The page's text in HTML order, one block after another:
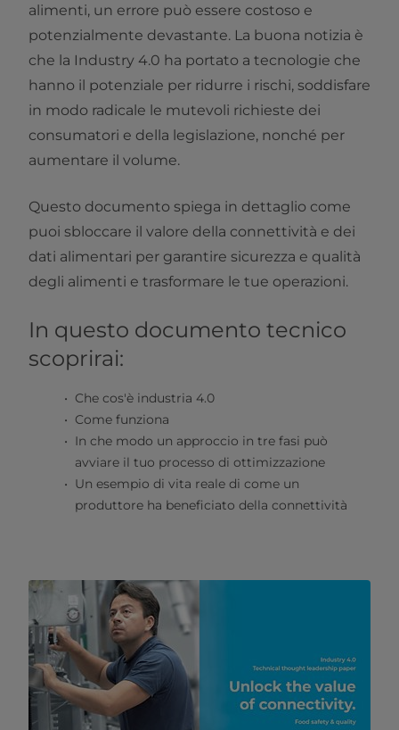
alimenti, un errore può essere costoso e
potenzialmente devastante. La buona notizia è
che la Industry 4.0 ha portato a tecnologie che
hanno il potenziale per ridurre i rischi, soddisfare
in modo radicale le mutevoli richieste dei
consumatori e della legislazione, nonché per
aumentare il volume.
Questo documento spiega in dettaglio come
puoi sbloccare il valore della connettività e dei
dati alimentari per garantire sicurezza e qualità
degli alimenti e trasformare le tue operazioni.
In questo documento tecnico
scoprirai:
Che cos'è industria 4.0
Come funziona
In che modo un approccio in tre fasi può
avviare il tuo processo di ottimizzazione
Un esempio di vita reale di come un
produttore ha beneficiato della connettività